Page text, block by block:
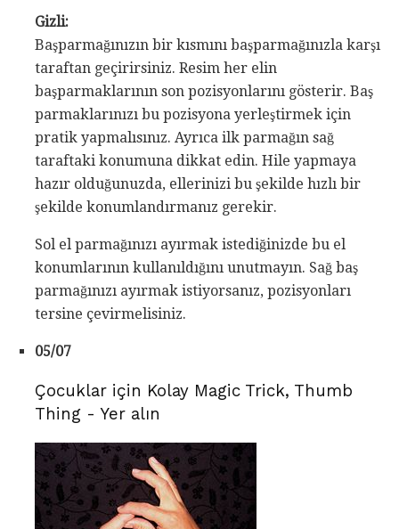
Gizli:
Başparmağınızın bir kısmını başparmağınızla karşı
taraftan geçirirsiniz. Resim her elin
başparmaklarının son pozisyonlarını gösterir. Baş
parmaklarınızı bu pozisyona yerleştirmek için
pratik yapmalısınız. Ayrıca ilk parmağın sağ
taraftaki konumuna dikkat edin. Hile yapmaya
hazır olduğunuzda, ellerinizi bu şekilde hızlı bir
şekilde konumlandırmanız gerekir.
Sol el parmağınızı ayırmak istediğinizde bu el
konumlarının kullanıldığını unutmayın. Sağ baş
parmağınızı ayırmak istiyorsanız, pozisyonları
tersine çevirmelisiniz.
05/07
Çocuklar için Kolay Magic Trick, Thumb
Thing - Yer alın